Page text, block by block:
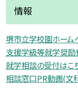
情報
堺市立学校園ホーム
支援学級等就学奨励
就学相談の受付はこ
相談窓口PR動画(文